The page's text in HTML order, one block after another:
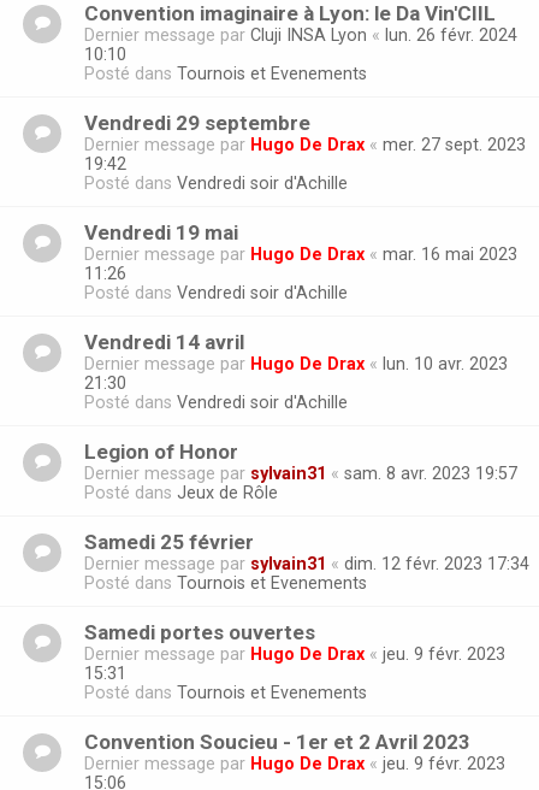
Convention imaginaire à Lyon: le Da Vin'CIIL
Dernier message par Cluji INSA Lyon « lun. 26 févr. 2024
10:10
Posté dans Tournois et Evenements
Vendredi 29 septembre
Dernier message par Hugo De Drax « mer. 27 sept. 2023
19:42
Posté dans Vendredi soir d'Achille
Vendredi 19 mai
Dernier message par Hugo De Drax « mar. 16 mai 2023
11:26
Posté dans Vendredi soir d'Achille
Vendredi 14 avril
Dernier message par Hugo De Drax « lun. 10 avr. 2023
21:30
Posté dans Vendredi soir d'Achille
Legion of Honor
Dernier message par sylvain31 « sam. 8 avr. 2023 19:57
Posté dans Jeux de Rôle
Samedi 25 février
Dernier message par sylvain31 « dim. 12 févr. 2023 17:34
Posté dans Tournois et Evenements
Samedi portes ouvertes
Dernier message par Hugo De Drax « jeu. 9 févr. 2023
15:31
Posté dans Tournois et Evenements
Convention Soucieu - 1er et 2 Avril 2023
Dernier message par Hugo De Drax « jeu. 9 févr. 2023
15:06